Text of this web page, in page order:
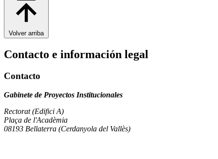
Volver arriba
Contacto e información legal
Contacto
Gabinete de Proyectos Institucionales
Rectorat (Edifici A)
Plaça de l'Acadèmia
08193 Bellaterra (Cerdanyola del Vallès)